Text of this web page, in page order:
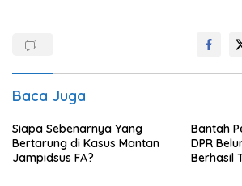
Baca Juga
Siapa Sebenarnya Yang
Bertarung di Kasus Mantan
Jampidsus FA?
Bantah
DPR
Berhasil